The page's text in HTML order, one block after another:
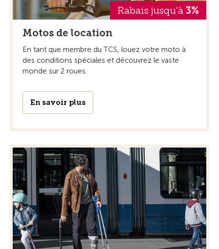
Rabais jusqu'à 3%
Motos de location
En tant que membre du TCS, louez votre moto à
des conditions spéciales et découvrez le vaste
monde sur 2 roues.
En savoir plus